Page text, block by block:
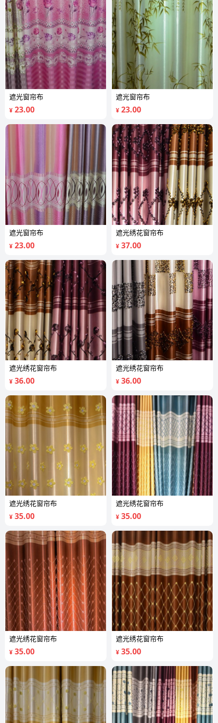
遮光窗帘布
¥ 23.00
遮光窗帘布
¥ 23.00
遮光窗帘布
¥ 23.00
遮光绣花窗帘布
¥ 37.00
遮光绣花窗帘布
¥ 36.00
遮光绣花窗帘布
¥ 36.00
遮光绣花窗帘布
¥ 35.00
遮光绣花窗帘布
¥ 35.00
遮光绣花窗帘布
¥ 35.00
遮光绣花窗帘布
¥ 35.00